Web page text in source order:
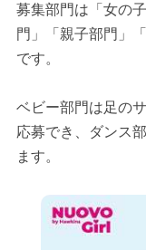
募集部門は「女の
門」「親子部門」
です。
ベビー部門は足の
応募でき、ダンス
ます。